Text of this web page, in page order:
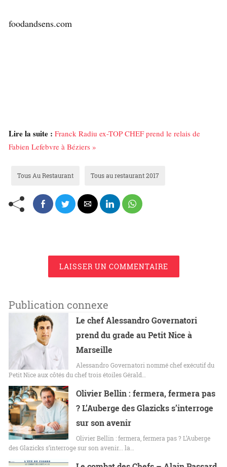
foodandsens.com
Lire la suite : Franck Radiu ex-TOP CHEF prend le relais de
Fabien Lefebvre à Béziers »
Tous Au Restaurant Tous au restaurant 2017
LAISSER UN COMMENTAIRE
Publication connexe
Le chef Alessandro Governatori
prend du grade au Petit Nice à
Marseille
Alessandro Governatori nommé chef exécutif du
Petit Nice aux côtés du chef trois étoiles Gérald…
Olivier Bellin : fermera, fermera pas
? L’Auberge des Glazicks s’interroge
sur son avenir
Olivier Bellin : fermera, fermera pas ? L’Auberge
des Glazicks s’interroge sur son avenir... la…